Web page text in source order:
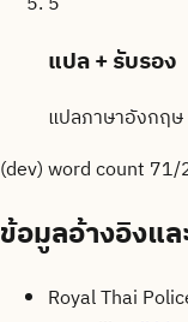
แปล + รับรอง
แปลภาษาอังกฤ
(dev) word count 71/
ข้อมูลอ้างอิงแ
Royal Thai